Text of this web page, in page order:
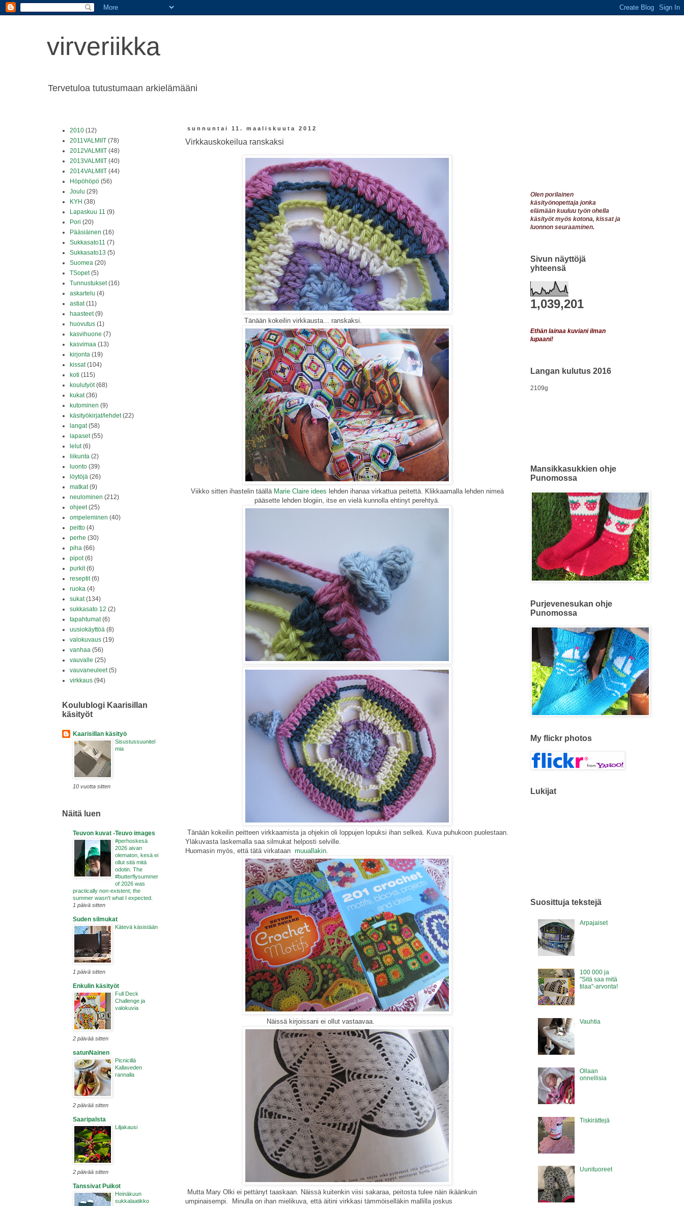
virveriikka
Tervetuloa tutustumaan arkielämääni
sunnuntai 11. maaliskuuta 2012
Virkkauskokeilua ranskaksi
Tänään kokeilin virkkausta... ranskaksi.
Viikko sitten ihastelin täällä Marie Claire idees lehden ihanaa virkattua peitettä. Klikkaamalla lehden nimeä
pääsette lehden blogiin, itse en vielä kunnolla ehtinyt perehtyä.
Tänään kokeilin peitteen virkkaamista ja ohjekin oli loppujen lopuksi ihan selkeä. Kuva puhukoon puolestaan.
Yläkuvasta laskemalla saa silmukat helposti selville.
Huomasin myös, että tätä virkataan muuallakin.
Näissä kirjoissani ei ollut vastaavaa.
Mutta Mary Olki ei pettänyt taaskaan. Näissä kuitenkin viisi sakaraa, peitosta tulee näin ikäänkuin
umpinaisempi. Minulla on ihan mielikuva, että äitini virkkasi tämmöiselläkin mallilla joskus
2010 (12)
2011VALMIIT (78)
2012VALMIIT (48)
2013VALMIIT (40)
2014VALMIIT (44)
Höpöhöpö (56)
Joulu (29)
KYH (38)
Lapaskuu 11 (9)
Pori (20)
Pääsiäinen (16)
Sukkasato11 (7)
Sukkasato13 (5)
Suomea (20)
TSopet (5)
Tunnustukset (16)
askartelu (4)
astiat (11)
haasteet (9)
huovutus (1)
kasvihuone (7)
kasvimaa (13)
kirjonta (19)
kissat (104)
koti (115)
koulutyöt (68)
kukat (36)
kutominen (9)
käsityökirjat/lehdet (22)
langat (58)
lapaset (55)
lelut (6)
liikunta (2)
luonto (39)
löytöjä (26)
matkat (9)
neulominen (212)
ohjeet (25)
ompeleminen (40)
peitto (4)
perhe (30)
piha (66)
pipot (6)
purkit (6)
reseptit (6)
ruoka (4)
sukat (134)
sukkasato 12 (2)
tapahtumat (6)
uusiokäyttöä (8)
valokuvaus (19)
vanhaa (56)
vauvalle (25)
vauvaneuleet (5)
virkkaus (94)
Koulublogi Kaarisillan
käsityöt
Kaarisillan käsityö
Sisustussuunitel
mia
10 vuotta sitten
Näitä luen
Teuvon kuvat -Teuvo images
#perhoskesä
2026 aivan
olematon, kesä ei
ollut sitä mitä
odotin. The
#butterflysummer
of 2026 was
practically non-existent; the
summer wasn't what I expected.
1 päivä sitten
Suden silmukat
Kätevä käsistään
1 päivä sitten
Enkulin käsityöt
Full Deck
Challenge ja
valokuvia
2 päivää sitten
satunNainen
Picnicillä
Kallaveden
rannalla
2 päivää sitten
Saaripalsta
Liljakausi
2 päivää sitten
Tanssivat Puikot
Heinäkuun
sukkalaatikko
Olen porilainen
käsityönopettaja jonka
elämään kuuluu työn ohella
käsityöt myös kotona, kissat ja
luonnon seuraaminen.
Sivun näyttöjä
yhteensä
1,039,201
Ethän lainaa kuviani ilman
lupaani!
Langan kulutus 2016
2109g
Mansikkasukkien ohje
Punomossa
Purjevenesukan ohje
Punomossa
My flickr photos
Lukijat
Suosittuja tekstejä
Arpajaiset
100 000 ja
"Sitä saa mitä
tilaa"-arvonta!
Vauhtia
Ollaan
onnellisia
Tiskirättejä
Uunituoreet